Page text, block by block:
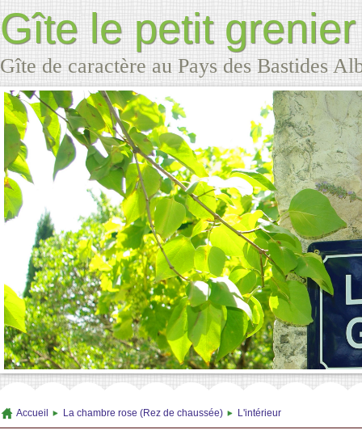
Gîte le petit grenier
Gîte de caractère au Pays des Bastides
Accueil La chambre rose (Rez de chaussée) L'intérieur